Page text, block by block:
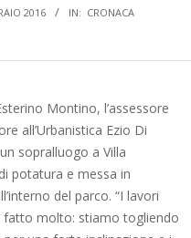
2016 IN: CRONACA
Montino, l’assessore
all’Urbanistica Ezio Di
sopralluogo a Villa
potatura e messa in
del parco. “I lavori
fatto molto: stiamo togliendo